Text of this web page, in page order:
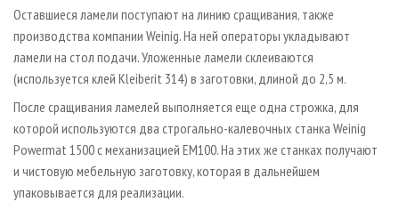
Оставшиеся ламели поступают на линию сращивания, также
производства компании Weinig. На ней операторы укладывают
ламели на стол подачи. Уложенные ламели склеиваются
(используется клей Kleiberit 314) в заготовки, длиной до 2,5 м.
После сращивания ламелей выполняется еще одна строжка, для
которой используются два строгально-калевочных станка Weinig
Powermat 1500 с механизацией EM100. На этих же станках получают
и чистовую мебельную заготовку, которая в дальнейшем
упаковывается для реализации.